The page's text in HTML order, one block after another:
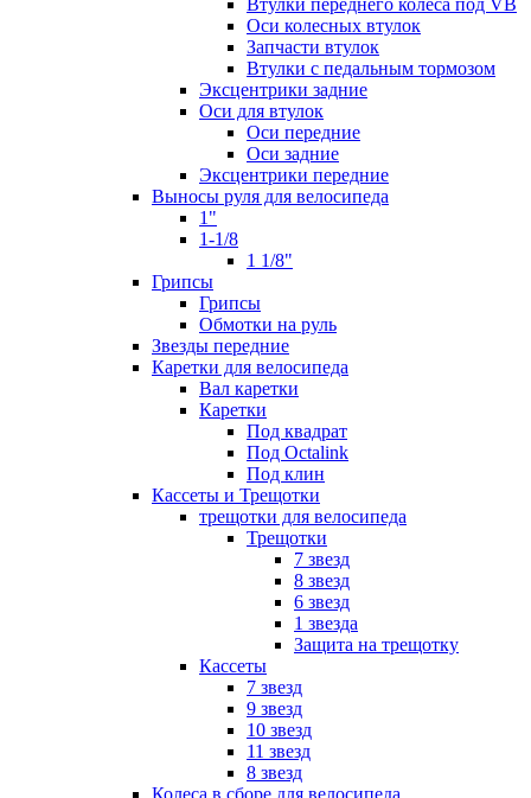
Оси колесных втулок
Запчасти втулок
Втулки с педальным тормозом
Эксцентрики задние
Оси для втулок
Оси передние
Оси задние
Эксцентрики передние
Выносы руля для велосипеда
1"
1-1/8
1 1/8"
Грипсы
Грипсы
Обмотки на руль
Звезды передние
Каретки для велосипеда
Вал каретки
Каретки
Под квадрат
Под Octalink
Под клин
Кассеты и Трещотки
трещотки для велосипеда
Трещотки
7 звезд
8 звезд
6 звезд
1 звезда
Защита на трещотку
Кассеты
7 звезд
9 звезд
10 звезд
11 звезд
8 звезд
Колеса в сборе для велосипеда